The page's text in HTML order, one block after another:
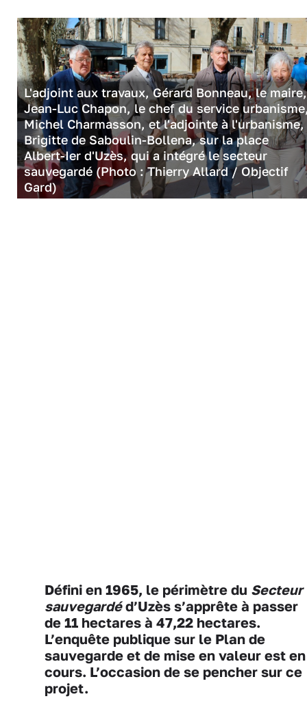
L'adjoint aux travaux, Gérard Bonneau, le maire,
Jean-Luc Chapon, le chef du service
Michel Charmasson, et l'adjointe à l'urbanisme,
Brigitte de Saboulin-Bollena, sur la place
Albert-Ier d'Uzès, qui a intégré le secteur
sauvegardé (Photo : Thierry Allard / Objectif
Gard)
Défini en 1965, le périmètre du Secteur
sauvegardéd’Uzès s’apprête à passer
de 11 hectares à 47,22 hectares.
L’enquête publique sur le Plan de
sauvegarde et de mise en valeur est en
cours. L’occasion de se pencher sur ce
projet.